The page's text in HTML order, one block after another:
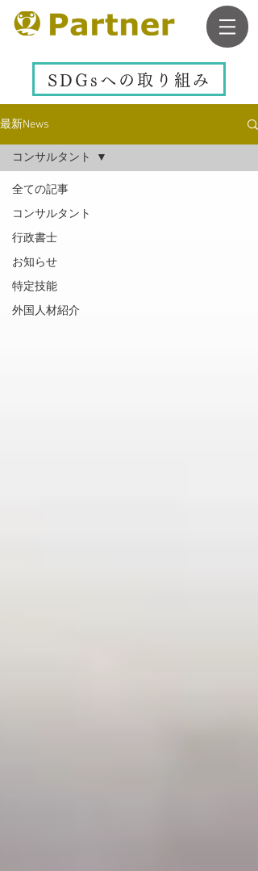
SDGsへの取り組み
最新News
全ての記事
コンサルタント
行政書士
お知らせ
特定技能
外国人材紹介
コンサルタント